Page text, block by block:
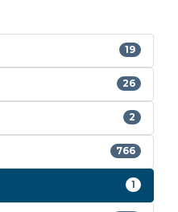
19
26
2
766
1